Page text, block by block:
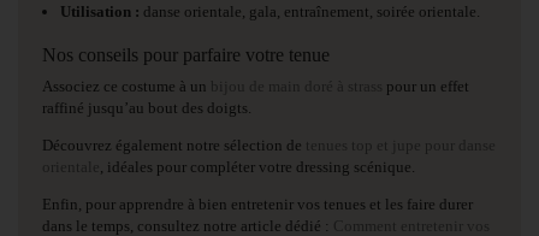
Utilisation : danse orientale, gala, entraînement, soirée orientale.
Nos conseils pour parfaire votre tenue
Associez ce costume à un bijou de main doré à strass
pour un effet
raffiné jusqu’au bout des doigts.
Découvrez également notre sélection de tenues top et jupe pour danse
orientale
, idéales pour compléter votre dressing scénique.
Enfin, pour apprendre à bien entretenir vos tenues et les faire durer
dans le temps, consultez notre article dédié : Comment entretenir vos